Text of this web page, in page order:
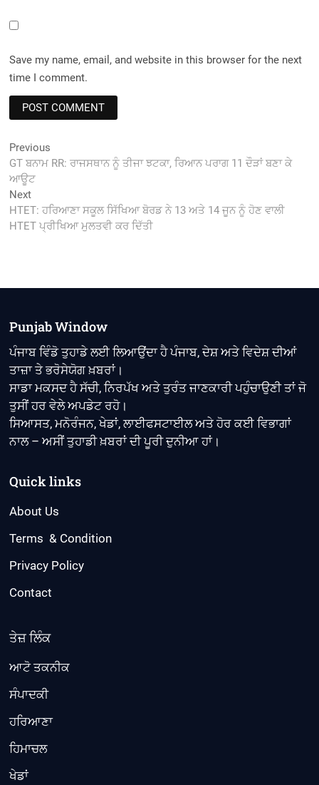
Save my name, email, and website in this browser for the next
time I comment.
Post
navigation
Previous
post:
GT ਬਨਾਮ RR: ਰਾਜਸਥਾਨ ਨੂੰ ਤੀਜਾ ਝਟਕਾ, ਰਿਆਨ ਪਰਾਗ 11 ਦੌੜਾਂ ਬਣਾ ਕੇ
ਆਊਟ
NextNext
post:
HTET: ਹਰਿਆਣਾ ਸਕੂਲ ਸਿੱਖਿਆ ਬੋਰਡ ਨੇ 13 ਅਤੇ 14 ਜੂਨ ਨੂੰ ਹੋਣ ਵਾਲੀ
HTET ਪ੍ਰੀਖਿਆ ਮੁਲਤਵੀ ਕਰ ਦਿੱਤੀ
Punjab Window
ਪੰਜਾਬ ਵਿੰਡੋ ਤੁਹਾਡੇ ਲਈ ਲਿਆਉਂਦਾ ਹੈ ਪੰਜਾਬ, ਦੇਸ਼ ਅਤੇ ਵਿਦੇਸ਼ ਦੀਆਂ
ਤਾਜ਼ਾ ਤੇ ਭਰੋਸੇਯੋਗ ਖ਼ਬਰਾਂ।
ਸਾਡਾ ਮਕਸਦ ਹੈ ਸੱਚੀ, ਨਿਰਪੱਖ ਅਤੇ ਤੁਰੰਤ ਜਾਣਕਾਰੀ ਪਹੁੰਚਾਉਣੀ ਤਾਂ ਜੋ
ਤੁਸੀਂ ਹਰ ਵੇਲੇ ਅਪਡੇਟ ਰਹੋ।
ਸਿਆਸਤ, ਮਨੋਰੰਜਨ, ਖੇਡਾਂ, ਲਾਈਫਸਟਾਈਲ ਅਤੇ ਹੋਰ ਕਈ ਵਿਭਾਗਾਂ
ਨਾਲ – ਅਸੀਂ ਤੁਹਾਡੀ ਖ਼ਬਰਾਂ ਦੀ ਪੂਰੀ ਦੁਨੀਆ ਹਾਂ।
Quick links
About Us
Terms & Condition
Privacy Policy
Contact
ਤੇਜ਼ ਲਿੰਕ
ਆਟੋ ਤਕਨੀਕ
ਸੰਪਾਦਕੀ
ਹਰਿਆਣਾ
ਹਿਮਾਚਲ
ਖੇਡਾਂ